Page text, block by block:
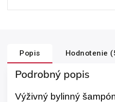
Popis Hodnotenie
Podrobný popis
Výživný bylinný